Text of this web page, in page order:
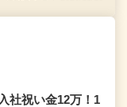
社祝い金12万！1